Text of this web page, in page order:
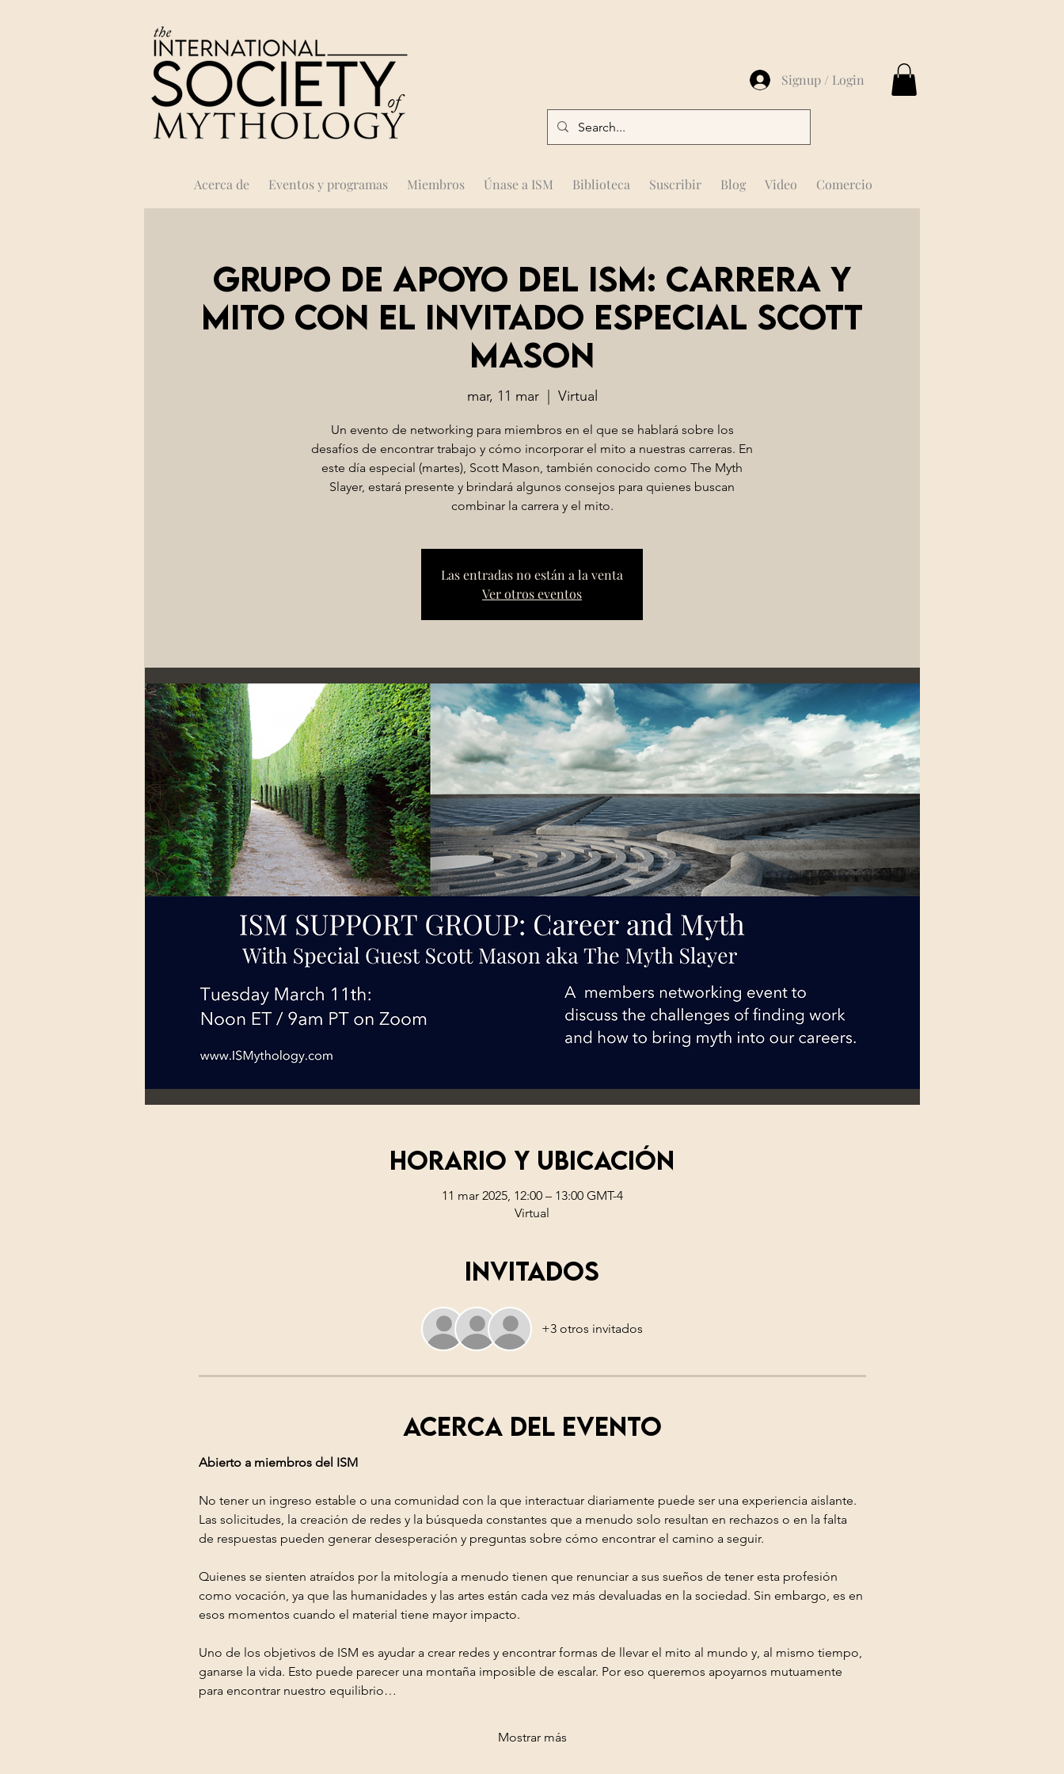
Acerca de Eventos y programas Miembros Únase a ISM Biblioteca Suscribir Blog Video Comercio
Signup / Login
Grupo de apoyo del ISM: Carrera y
mito CON EL INVITADO ESPECIAL SCOTT
MASON
mar, 11 mar
  |
Virtual
Un evento de networking para miembros en el que se hablará sobre los
desafíos de encontrar trabajo y cómo incorporar el mito a nuestras carreras. En
este día especial (martes), Scott Mason, también conocido como The Myth
Slayer, estará presente y brindará algunos consejos para quienes buscan
combinar la carrera y el mito.
Las entradas no están a la venta
Ver otros eventos
Horario y ubicación
11 mar 2025, 12:00 – 13:00 GMT-4
Virtual
Invitados
+3 otros invitados
Acerca del evento
Abierto a miembros del ISM
No tener un ingreso estable o una comunidad con la que interactuar diariamente puede ser una experiencia aislante.
Las solicitudes, la creación de redes y la búsqueda constantes que a menudo solo resultan en rechazos o en la falta
de respuestas pueden generar desesperación y preguntas sobre cómo encontrar el camino a seguir.
Quienes se sienten atraídos por la mitología a menudo tienen que renunciar a sus sueños de tener esta profesión
como vocación, ya que las humanidades y las artes están cada vez más devaluadas en la sociedad. Sin embargo, es en
esos momentos cuando el material tiene mayor impacto.
Uno de los objetivos de ISM es ayudar a crear redes y encontrar formas de llevar el mito al mundo y, al mismo tiempo,
ganarse la vida. Esto puede parecer una montaña imposible de escalar. Por eso queremos apoyarnos mutuamente
para encontrar nuestro equilibrio…
Mostrar más